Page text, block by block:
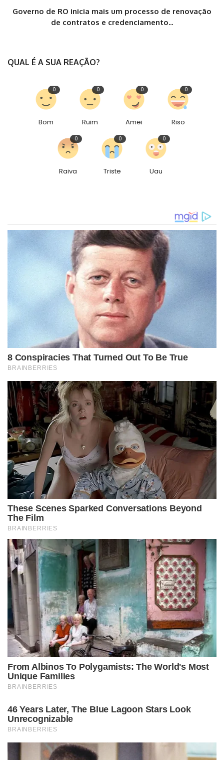
Governo de RO inicia mais um processo de renovação
de contratos e credenciamento...
QUAL É A SUA REAÇÃO?
Bom
0
Ruim
0
Amei
0
Riso
0
Raiva
0
Triste
0
Uau
0